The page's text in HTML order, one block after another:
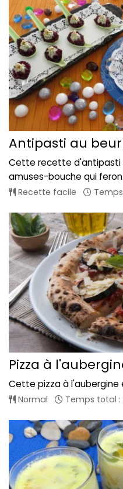
Antipasti au
Cette recette d'antipasti
amuses-bouche qui
Recette facile
Pizza à
Cette pizza à l'aubergine
Normal Temps total :